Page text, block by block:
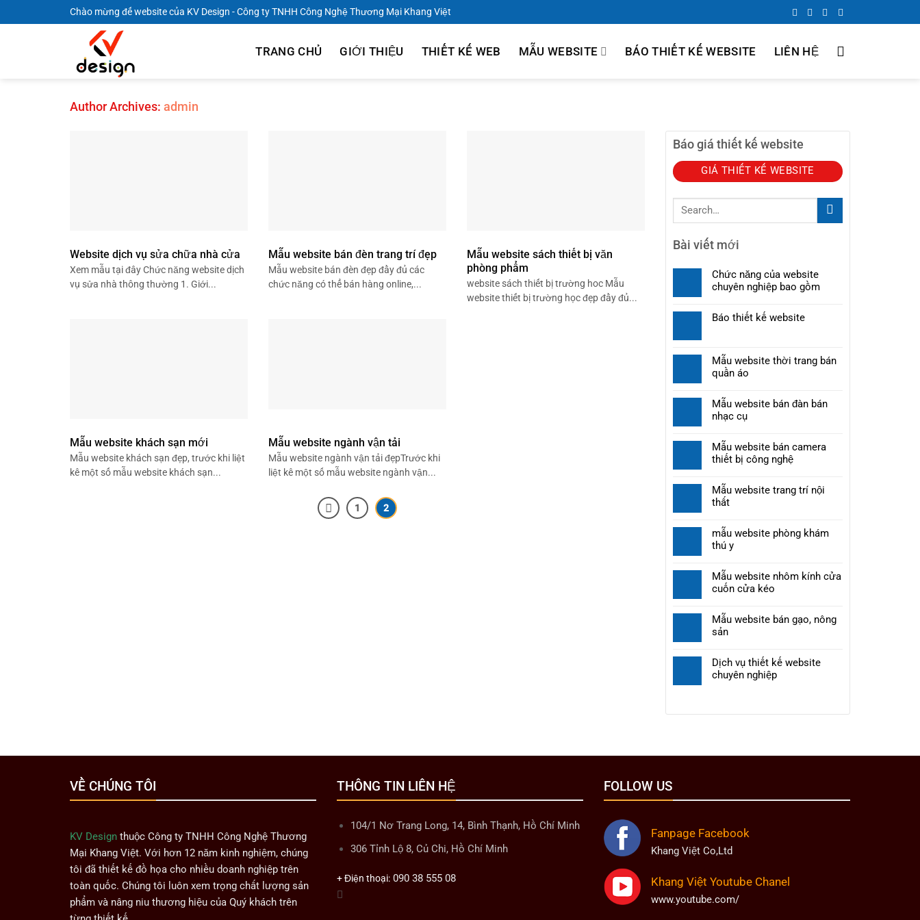
to
Chào mừng đế website của KV Design - Công ty TNHH Công Nghệ Thương Mại Khang Việt
TRANG CHỦ GIỚI THIỆU THIẾT KẾ WEB MẪU WEBSITE BÁO THIẾT KẾ WEBSITE LIÊN HỆ
Author Archives: admin
Website dịch vụ sửa chữa nhà cửa
Xem mẫu tại đây Chức năng website dịch
vụ sửa nhà thông thường 1. Giới...
Mẫu website bán đèn trang trí đẹp
Mẫu website bán đèn đẹp đầy đủ các
chức năng có thể bán hàng online,...
Mẫu website sách thiết bị văn
phòng phẩm
website sách thiết bị trường hoc Mẫu
website thiết bị trường học đẹp đầy đủ...
Mẫu website khách sạn mới
Mẫu website khách sạn đẹp, trước khi liệt
kê một số mẫu website khách sạn...
Mẫu website ngành vận tải
Mẫu website ngành vận tải đẹpTrước khi
liệt kê một số mẫu website ngành vận...
1 2
Báo giá thiết kế website
GIÁ THIẾT KẾ WEBSITE
Bài viết mới
Chức năng của website
chuyên nghiệp bao gồm
Báo thiết kế website
Mẫu website thời trang bán
quần áo
Mẫu website bán đàn bán
nhạc cụ
Mẫu website bán camera
thiết bị công nghệ
Mẫu website trang trí nội
thất
mẫu website phòng khám
thú y
Mẫu website nhôm kính cửa
cuốn cửa kéo
Mẫu website bán gạo, nông
sản
Dịch vụ thiết kế website
chuyên nghiệp
VỀ CHÚNG TÔI
KV Design thuộc Công ty TNHH Công Nghệ Thương
Mại Khang Việt. Với hơn 12 năm kinh nghiệm, chúng
tôi đã thiết kế đồ họa cho nhiều doanh nghiệp trên
toàn quốc. Chúng tôi luôn xem trọng chất lượng sản
phẩm và nâng niu thương hiệu của Quý khách trên
THÔNG TIN LIÊN HỆ
104/1 Nơ Trang Long, 14, Bình Thạnh, Hồ Chí Minh
306 Tỉnh Lộ 8, Củ Chi, Hồ Chí Minh
+ Điện thoại:090 38 555 08
FOLLOW US
Fanpage Facebook
Khang Việt Co,Ltd
Khang Việt Youtube Chanel
www.youtube.com/